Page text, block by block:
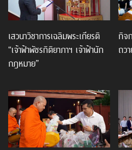
เสวนาวิชาการเฉลิมพระเกียรติ
“เจ้าฟ้าพัชรกิติยาภาฯ เจ้าฟ้านัก
กฎหมาย”
กิจ
ถว